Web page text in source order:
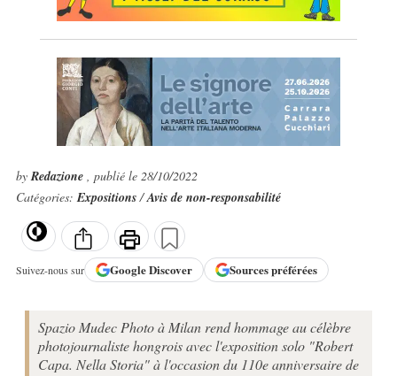
byRedazione , publié le 28/10/2022
Catégories:Expositions/Avis de non-responsabilité
Suivez-nous sur GoogleDiscover Sources préférées
Spazio Mudec Photo à Milan rend hommage au célèbre
photojournaliste hongrois avec l'exposition solo "Robert
Capa. Nella Storia" à l'occasion du 110e anniversaire de